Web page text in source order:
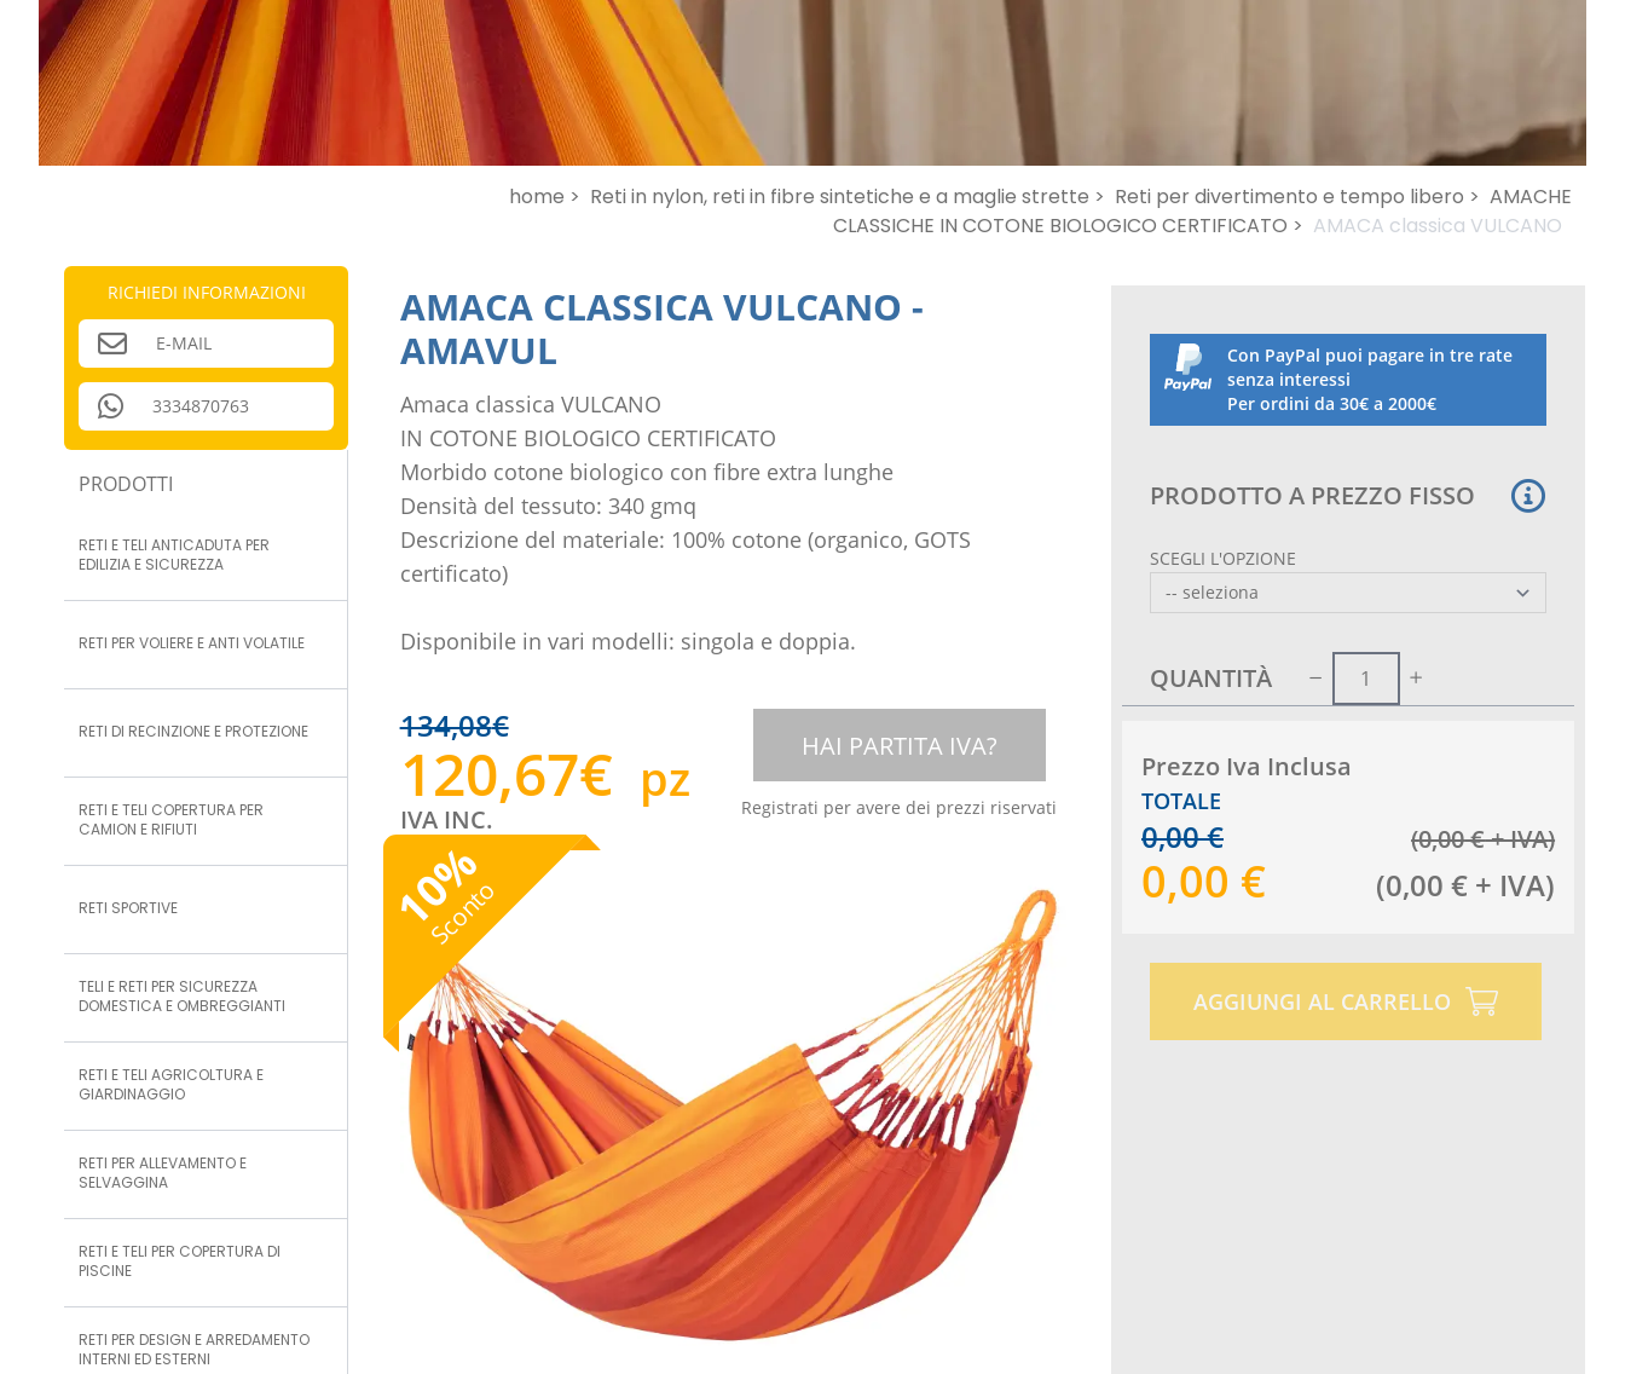
RICHIEDI INFORMAZIONI
E-MAIL
3334870763
PRODOTTI
RETI E TELI ANTICADUTA PER
EDILIZIA E SICUREZZA
RETI PER VOLIERE E ANTI VOLATILE
RETI DI RECINZIONE E PROTEZIONE
RETI E TELI COPERTURA PER
CAMION E RIFIUTI
RETI SPORTIVE
TELI E RETI PER SICUREZZA
DOMESTICA E OMBREGGIANTI
RETI E TELI AGRICOLTURA E
GIARDINAGGIO
RETI PER ALLEVAMENTO E
SELVAGGINA
RETI E TELI PER COPERTURA DI
PISCINE
RETI PER DESIGN E ARREDAMENTO
INTERNI ED ESTERNI
home > Reti in nylon, reti in fibre sintetiche e a maglie strette > Reti per divertimento e tempo libero > AMACHE
CLASSICHE IN COTONE BIOLOGICO CERTIFICATO > AMACA classica VULCANO
AMACA CLASSICA VULCANO -
AMAVUL
Amaca classica VULCANO
IN COTONE BIOLOGICO CERTIFICATO
Morbido cotone biologico con fibre extra lunghe
Densità del tessuto: 340 gmq
Descrizione del materiale: 100% cotone (organico, GOTS
certificato)
Disponibile in vari modelli: singola e doppia.
134,08€
120,67€ pz
IVA INC.
HAI PARTITA IVA?
Registrati per avere dei prezzi riservati
10
%
Sconto
Con PayPal puoi pagare in tre rate
senza interessi
Per ordini da 30€ a 2000€
PRODOTTO A PREZZO FISSO
SCEGLI L'OPZIONE
QUANTITÀ
Prezzo Iva Inclusa
TOTALE
0,00€ (0,00€+ IVA)
0,00 € (0,00 € + IVA)
AGGIUNGI AL CARRELLO